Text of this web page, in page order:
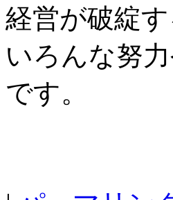
経営が破綻
いろんな努
です。